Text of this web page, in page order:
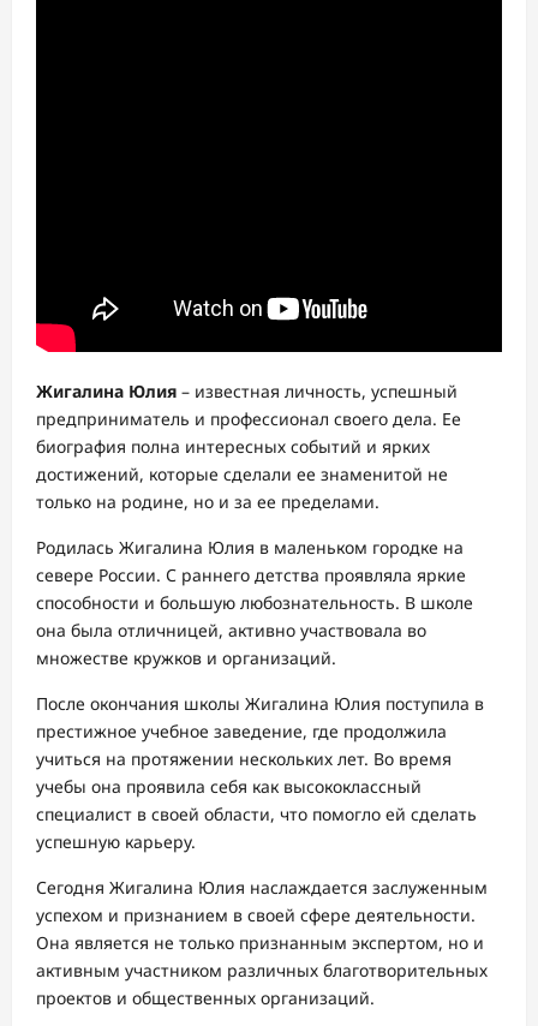
Жигалина Юлия – известная личность, успешный
предприниматель и профессионал своего дела. Ее
биография полна интересных событий и ярких
достижений, которые сделали ее знаменитой не
только на родине, но и за ее пределами.
Родилась Жигалина Юлия в маленьком городке на
севере России. С раннего детства проявляла яркие
способности и большую любознательность. В школе
она была отличницей, активно участвовала во
множестве кружков и организаций.
После окончания школы Жигалина Юлия поступила в
престижное учебное заведение, где продолжила
учиться на протяжении нескольких лет. Во время
учебы она проявила себя как высококлассный
специалист в своей области, что помогло ей сделать
успешную карьеру.
Сегодня Жигалина Юлия наслаждается заслуженным
успехом и признанием в своей сфере деятельности.
Она является не только признанным экспертом, но и
активным участником различных благотворительных
проектов и общественных организаций.